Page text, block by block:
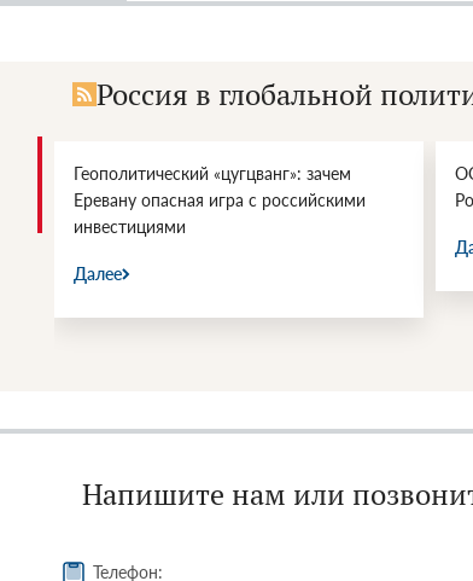
Россия в глобальной
Геополитический «цугцванг»: зачем
Еревану опасная игра с российскими
инвестициями
Далее
Напишите нам или
Телефон: